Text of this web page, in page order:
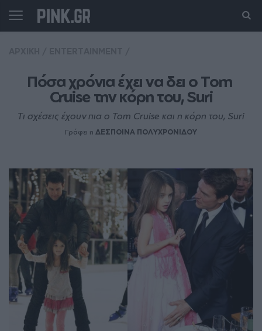
Πόσα χρόνια έχει να δει ο Tom
Cruise την κόρη του, Suri
Tι σχέσεις έχουν πια ο Tom Cruise και η κόρη του, Suri
Γράφει η ΔΕΣΠΟΙΝΑ ΠΟΛΥΧΡΟΝΙΔΟΥ